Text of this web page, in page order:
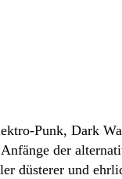
Punk, Dark
der
düsterer und